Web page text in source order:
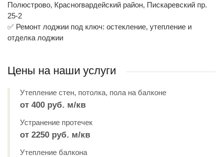
Полюстрово, Красногвардейский район, Пискаревский пр.
25-2
✅ Ремонт лоджии под ключ: остекление, утепление и
отделка лоджии
Цены на наши услуги
Утепление стен, потолка, пола на балконе
от 400 руб. м/кв
Устранение протечек
от 2250 руб. м/кв
Утепление балкона